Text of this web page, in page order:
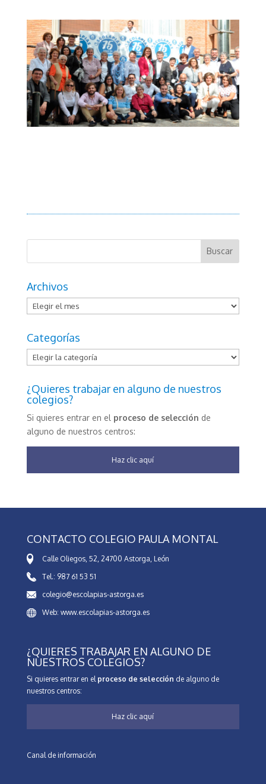
Archivos
Archivos
Categorías
Categorías
¿Quieres trabajar en alguno de nuestros
colegios?
Si quieres entrar en el proceso de selección de
alguno de nuestros centros:
Haz clic aquí
CONTACTO COLEGIO PAULA MONTAL
Calle Oliegos, 52, 24700 Astorga, León
Tel.: 987 61 53 51
colegio@escolapias-astorga.es
Web: www.escolapias-astorga.es
¿QUIERES TRABAJAR EN ALGUNO DE
NUESTROS COLEGIOS?
Si quieres entrar en el proceso de selección de alguno de
nuestros centros:
Haz clic aquí
Canal de información